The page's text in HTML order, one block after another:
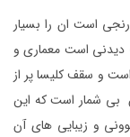
است ان را بسیار
است معماری و
و سقف کلیسا پر از
بی شمار است که این
و زیبایی های آن